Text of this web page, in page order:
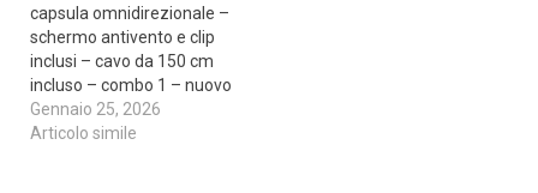
capsula omnidirezionale –
schermo antivento e clip
inclusi – cavo da 150 cm
incluso – combo 1 – nuovo
Gennaio 25, 2026
Articolo simile